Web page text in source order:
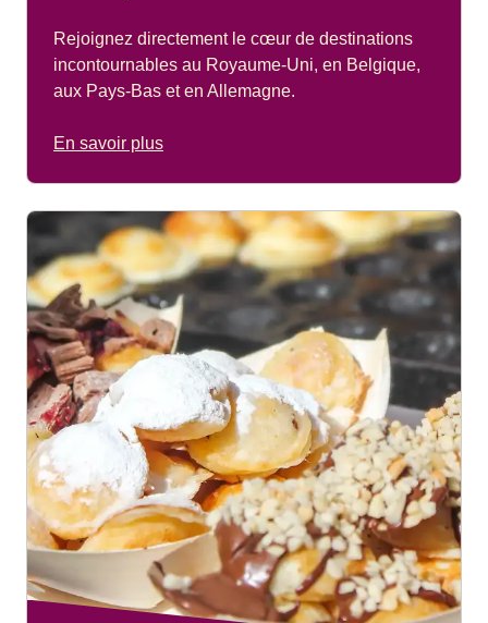
Rejoignez directement le cœur de destinations
incontournables au Royaume-Uni, en Belgique,
aux Pays-Bas et en Allemagne.
En savoir plus